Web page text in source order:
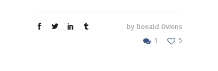
by Donald Owens
1
5